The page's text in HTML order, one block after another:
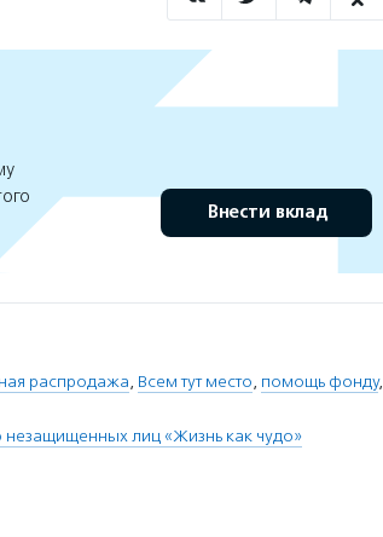
Внести вклад
распродажа, Всем тут место, помощь фонду,
лиц «Жизнь как чудо»